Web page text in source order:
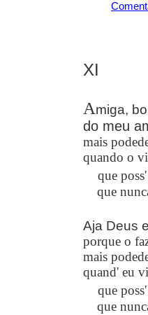
XI
Amiga,
do meu
mais
quando o
que
que
Aja Deus
porque o
mais
quand' eu
que
que